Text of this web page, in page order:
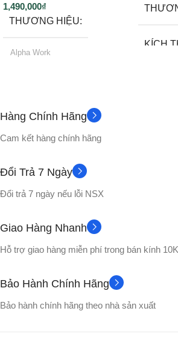
1,490,000₫
THƯƠNG HIỆU
Alpha Work
CẤU HÌNH Loa bluetooth
162 x 84 x 83 mm
TRỌNG LƯỢNG
~700gram
CÔNG SUẤT
KÍCH
CÔNG
Hàng Chính Hãng
Cam kết hàng chính hãng
Đổi Trả 7 Ngày
Đổi trả 7 ngày nếu lỗi NSX
Giao Hàng Nhanh
Hỗ trợ giao hàng miễn phí trong bán kính
Bảo Hành Chính Hãng
Bảo hành chính hãng theo nhà sản xuất